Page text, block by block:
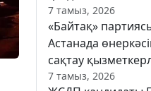
7 тамыз, 2026
«Байтақ»
Астанада
сақтау
7 тамыз, 2026